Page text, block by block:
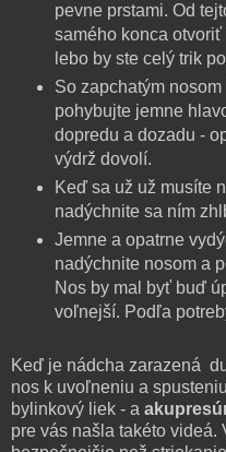
pevne prstami. Od
samého konca
lebo by ste celý trik
So zapchatým
pohybujte jemne
dopredu a dozadu -
výdrž dovolí.
Keď sa už už musíte
nadýchnite sa ním
Jemne a opatrne
nadýchnite nosom a
Nos by mal byť buď
voľnejší. Podľa
Keď je nádcha zarazená
nos k uvoľneniu a
bylinkový liek - a
pre vás našla takéto videá.